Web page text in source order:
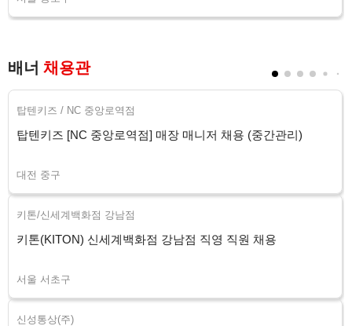
배너 채용관
탑텐키즈 / NC 중앙로역점
탑텐키즈 [NC 중앙로역점] 매장 매니저 채용 (중간관리)
대전 중구
키톤/신세계백화점 강남점
키톤(KITON) 신세계백화점 강남점 직영 직원 채용
서울 서초구
신성통상(주)